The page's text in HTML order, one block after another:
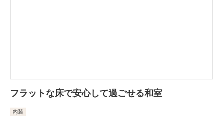
フラットな床で安心して過ごせる和室
内装